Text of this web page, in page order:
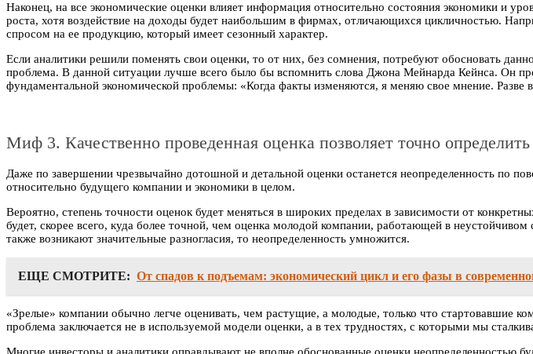
Наконец, на все экономические оценки влияет информация относительно состояния экономики и
роста, хотя воздействие на доходы будет наибольшим в фирмах, отличающихся цикличностью.
спросом на ее продукцию, который имеет сезонный характер.
Если аналитики решили поменять свои оценки, то от них, без сомнения, потребуют обосновать
проблема. В данной ситуации лучше всего было бы вспомнить слова Джона Мейнарда Кейнса. Он
фундаментальной экономической проблемы: «Когда факты изменяются, я меняю свое мнение. Разве
Миф 3. Качественно проведенная оценка позволяет точно
Даже по завершении чрезвычайно дотошной и детальной оценки останется неопределенность по
относительно будущего компании и экономики в целом.
Вероятно, степень точности оценок будет меняться в широких пределах в зависимости от
будет, скорее всего, куда более точной, чем оценка молодой компании, работающей в
также возникают значительные разногласия, то неопределенность умножится.
ЕЩЕ СМОТРИТЕ: От спадов к подъемам: экономический цикл и его фазы в
«Зрелые» компании обычно легче оценивать, чем растущие, а молодые, только что стартовавшие
проблема заключается не в используемой модели оценки, а в тех трудностях, с которыми мы